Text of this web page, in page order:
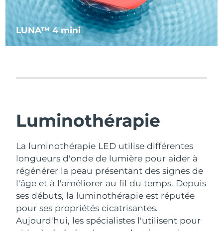
LUNA™ 4 mini
Luminothérapie
La luminothérapie LED utilise différentes
longueurs d'onde de lumière pour aider à
régénérer la peau présentant des signes de
l'âge et à l'améliorer au fil du temps. Depuis
ses débuts, la luminothérapie est réputée
pour ses propriétés cicatrisantes.
Aujourd'hui, les spécialistes l'utilisent pour
Pérou Livraison estimée2/2/2026
Philippines Livraison estimée 1/2/2026
Portugal
Qatar Livraison estimée
La Réunion Livraison estimée3/2/2026
Roumanie Livraison estimée29/1/2026
Russie Livraison estimée 6/2/2026
Arabie saoudite Livraison estimée